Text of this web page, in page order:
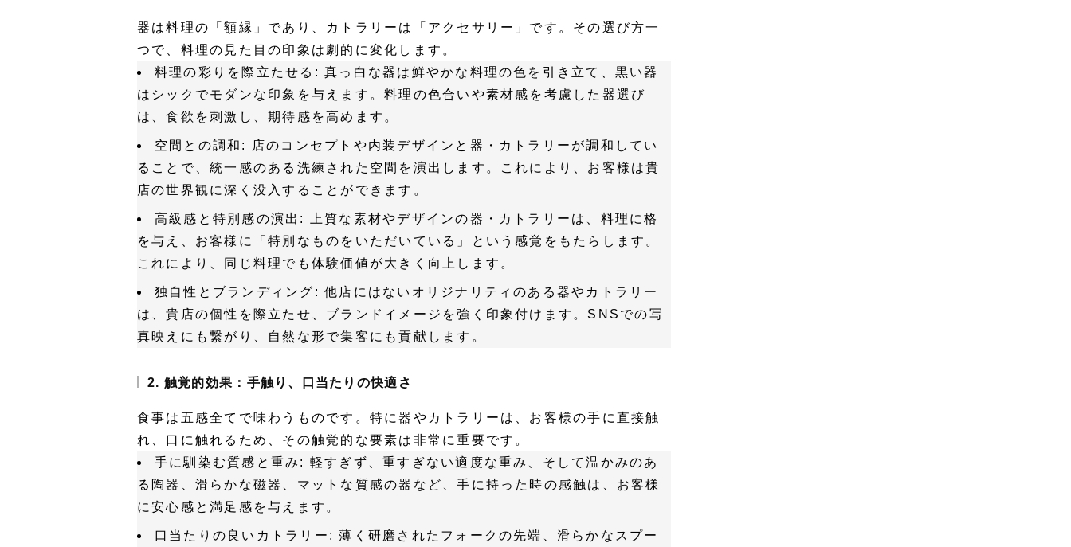
器は料理の「額縁」であり、カトラリーは「アクセサリー」です。その選び方一
つで、料理の見た目の印象は劇的に変化します。
料理の彩りを際立たせる: 真っ白な器は鮮やかな料理の色を引き立て、黒い器
はシックでモダンな印象を与えます。料理の色合いや素材感を考慮した器選び
は、食欲を刺激し、期待感を高めます。
空間との調和:
店のコンセプトや内装デザインと器・カトラリーが調和してい
ることで、統一感のある洗練された空間を演出します。これにより、お客様は貴
店の世界観に深く没入することができます。
高級感と特別感の演出:
上質な素材やデザインの器・カトラリーは、料理に格
を与え、お客様に「特別なものをいただいている」という感覚をもたらします。
これにより、同じ料理でも体験価値が大きく向上します。
独自性とブランディング: 他店にはないオリジナリティのある器やカトラリー
は、貴店の個性を際立たせ、ブランドイメージを強く印象付けます。SNSでの写
真映えにも繋がり、自然な形で集客にも貢献します。
2. 触覚的効果：手触り、口当たりの快適さ
食事は五感全てで味わうものです。特に器やカトラリーは、お客様の手に直接触
れ、口に触れるため、その触覚的な要素は非常に重要です。
手に馴染む質感と重み: 軽すぎず、重すぎない適度な重み、そして温かみのあ
る陶器、滑らかな磁器、マットな質感の器など、手に持った時の感触は、お客様
に安心感と満足感を与えます。
口当たりの良いカトラリー: 薄く研磨されたフォークの先端、滑らかなスプー